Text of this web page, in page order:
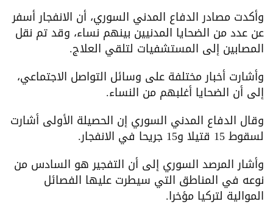
وأكدت مصادر الدفاع المدني السوري، أن الانفجار أسفر
عن عدد من الضحايا المدنيين بينهم نساء، وقد تم نقل
المصابين إلى المستشفيات لتلقي العلاج.
وأشارت أخبار مختلفة على وسائل التواصل الاجتماعي،
إلى أن الضحايا أغلبهم من النساء.
وقال الدفاع المدني السوري إن الحصيلة الأولى أشارت
لسقوط 15 قتيلا و15 جريحا في الانفجار.
وأشار المرصد السوري إلى أن التفجير هو السادس من
نوعه في المناطق التي سيطرت عليها الفصائل
الموالية لتركيا مؤخرا.